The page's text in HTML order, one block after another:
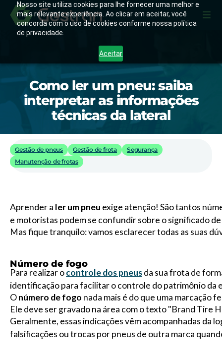
Nosso site utiliza cookies para lhe fornecer uma melhor e
mais relevante experiência. Ao clicar em aceitar, você
concorda com o uso de cookies conforme nossa política
de privacidade.
Aceitar
Como ler um pneu: saiba
interpretar as informações
técnicas da lateral
Gestão de pneus Gestão de frota
Segurança
Manutenção de frotas
Aprender a ler um pneu exige atenção! São tantos
e motoristas podem se confundir sobre o significado
Mas fique tranquilo: vamos esclarecer todas as suas
Número de fogo
Para realizar ocontrole dos pneusda sua frota de
identificação para facilitar o controle do patrimônio da
Onúmero de fogo nada mais é do que uma marcação
Ele deve ser gravado na área com o texto "Brand Tire
Geralmente, essas indicações vêm acompanhadas da
falsificações ou trocas por pneus de outra marca